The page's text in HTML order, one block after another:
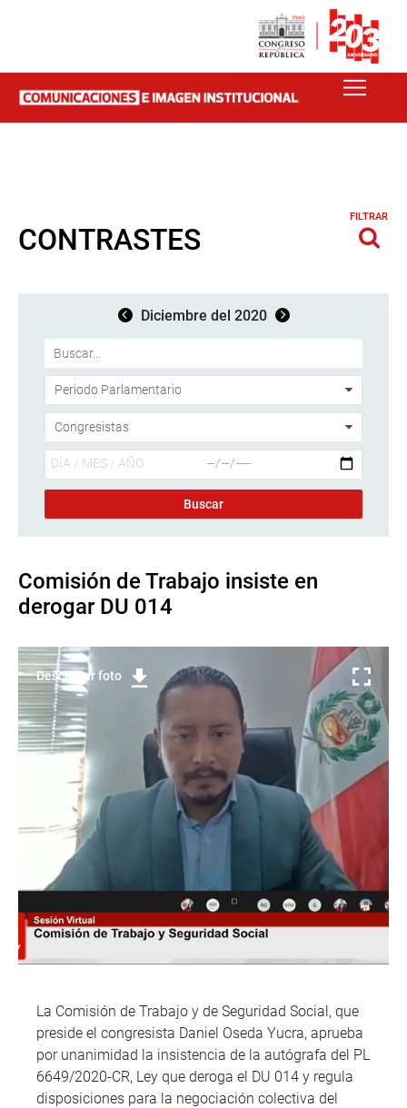
CONTRASTES
FILTRAR
Diciembre del 2020
Comisión de Trabajo insiste en
derogar DU 014
Descargar foto
La Comisión de Trabajo y de Seguridad Social, que
preside el congresista Daniel Oseda Yucra, aprueba
por unanimidad la insistencia de la autógrafa del PL
6649/2020-CR, Ley que deroga el DU 014 y regula
disposiciones para la negociación colectiva del